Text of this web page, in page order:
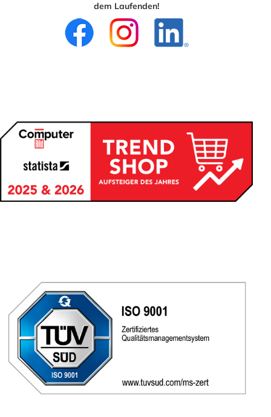
dem Laufenden!